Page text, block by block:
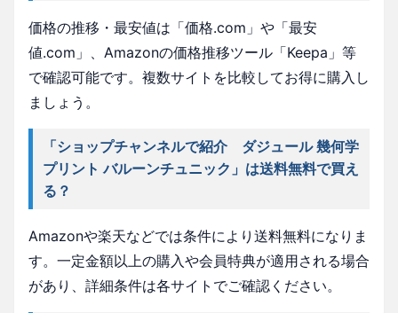
価格の推移・最安値は「価格.com」や「最安
値.com」、Amazonの価格推移ツール「Keepa」等
で確認可能です。複数サイトを比較してお得に購入し
ましょう。
「ショップチャンネルで紹介 ダジュール 幾何学
プリント バルーンチュニック」は送料無料で買え
る？
Amazonや楽天などでは条件により送料無料になりま
す。一定金額以上の購入や会員特典が適用される場合
があり、詳細条件は各サイトでご確認ください。